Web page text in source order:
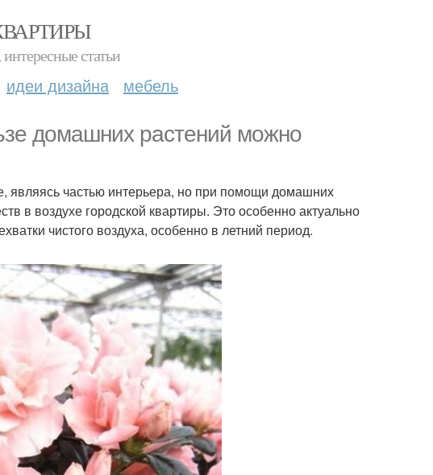
статьи
идеи дизайна мебель
домашних растений можно
частью интерьера, но при помощи домашних
в воздухе городской квартиры. Это особенно актуально
чистого воздуха, особенно в летний период.